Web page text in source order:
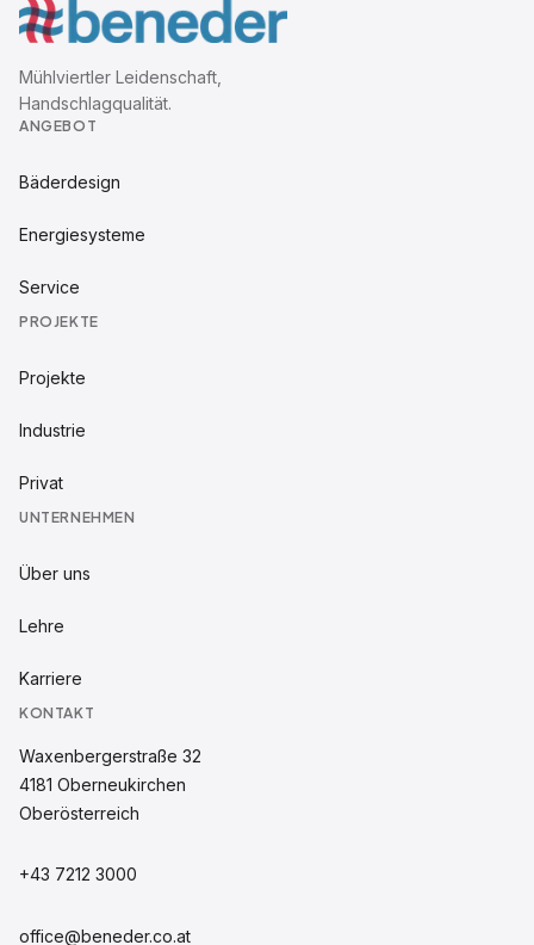
Mühlviertler Leidenschaft,
Handschlagqualität.
ANGEBOT
Bäderdesign
Energiesysteme
Service
PROJEKTE
Projekte
Industrie
Privat
UNTERNEHMEN
Über uns
Lehre
Karriere
KONTAKT
Waxenbergerstraße 32
4181 Oberneukirchen
Oberösterreich
+43 7212 3000
office@beneder.co.at